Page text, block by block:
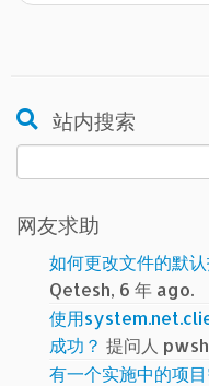
站内搜索
索：
网友求助
如何更改文件的默
Qetesh, 6 年 ago.
使用
成功？ 提问人
有一个实施中的项